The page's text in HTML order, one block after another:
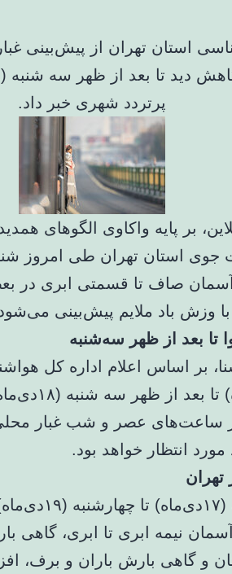
استان تهران از پیش‌بینی
پرتردد شهری خبر داد.
بر پایه واکاوی الگوهای
آسمان صاف تا قسمتی ابری
با وزش باد ملایم پیش‌بینی
تا بعد از ظهر سه‌شنبه
بر اساس اعلام اداره کل
امروز
ساعت‌های عصر و شب غبار
انتظار خواهد بود.
تهران
روزهای دوشنبه
نیمه ابری تا ابری، گاهی
و گاهی بارش باران و برف،